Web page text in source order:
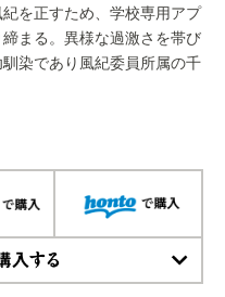
を正すため、学校専用アプ
まる。異様な過激さを帯び
染であり風紀委員所属の千